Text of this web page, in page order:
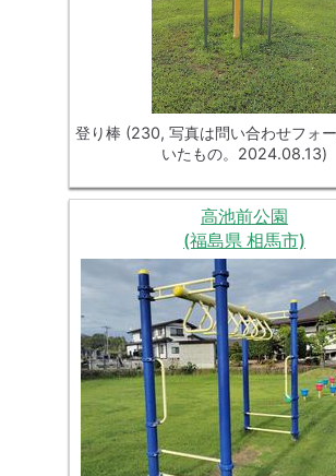
登り棒 (230, 写真は問い合わせフォ
いたもの。2024.08.13)
高池前公園
(福島県 相馬市)